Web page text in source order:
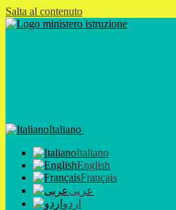
Salta al contenuto
Italiano
Italiano
English
Français
عربى
اردو